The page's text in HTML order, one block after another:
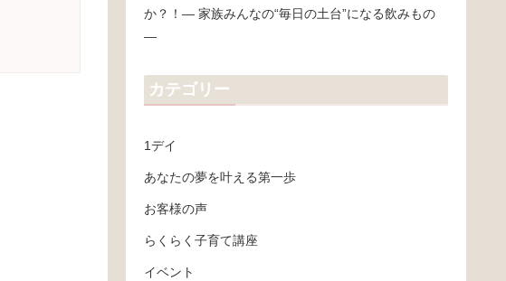
か？！― 家族みんなの“毎日の土台”になる飲みもの
―
カテゴリー
1デイ
あなたの夢を叶える第一歩
お客様の声
らくらく子育て講座
イベント